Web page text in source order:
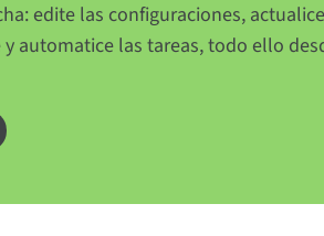
edite las configuraciones,
automatice las tareas, todo ello